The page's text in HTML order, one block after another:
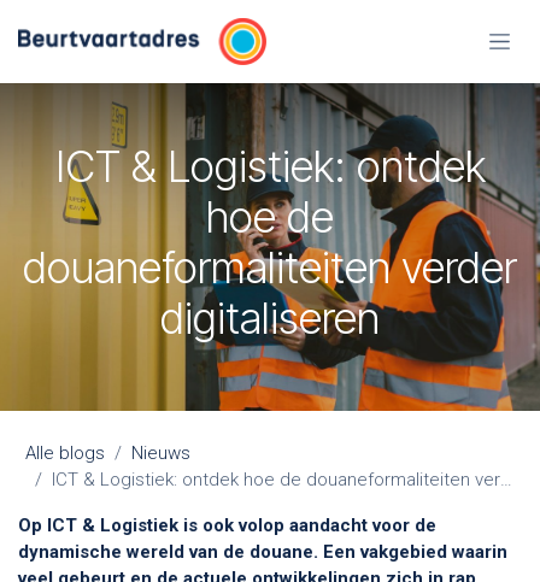
ICT & Logistiek: ontdek
hoe de
douaneformaliteiten verder
digitaliseren
Alle blogs
Nieuws
ICT & Logistiek: ontdek hoe de douaneformaliteiten verder digitaliseren
Op ICT & Logistiek is ook volop aandacht voor de
dynamische wereld van de douane. Een vakgebied waarin